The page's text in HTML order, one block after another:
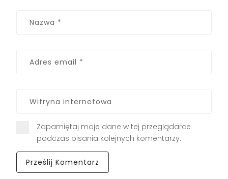
Zapamiętaj moje dane w tej przeglądarce
podczas pisania kolejnych komentarzy.